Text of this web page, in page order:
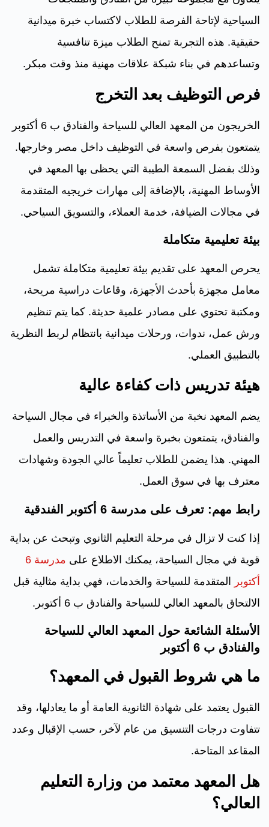
السياحية لإتاحة الفرصة للطلاب لاكتساب خبرة ميدانية
حقيقية. هذه التجربة تمنح الطلاب ميزة تنافسية
وتساعدهم في بناء شبكة علاقات مهنية منذ وقت مبكر.
فرص التوظيف بعد التخرج
الخريجون من المعهد العالي للسياحة والفنادق ب 6 أكتوبر
يتمتعون بفرص واسعة في التوظيف داخل مصر وخارجها.
وذلك بفضل السمعة الطيبة التي يحظى بها المعهد في
الأوساط المهنية، بالإضافة إلى مهارات خريجيه المتقدمة
في مجالات الضيافة، خدمة العملاء، والتسويق السياحي.
بيئة تعليمية متكاملة
يحرص المعهد على تقديم بيئة تعليمية متكاملة تشمل
معامل مجهزة بأحدث الأجهزة، وقاعات دراسية مريحة،
ومكتبة تحتوي على مصادر علمية حديثة. كما يتم تنظيم
ورش عمل، ندوات، ورحلات ميدانية بانتظام لربط النظرية
بالتطبيق العملي.
هيئة تدريس ذات كفاءة عالية
يضم المعهد نخبة من الأساتذة والخبراء في مجال السياحة
والفنادق، يتمتعون بخبرة واسعة في التدريس والعمل
المهني. هذا يضمن للطلاب تعليماً عالي الجودة وشهادات
معترف بها في سوق العمل.
رابط مهم: تعرف على مدرسة 6 أكتوبر الفندقية
إذا كنت لا تزال في مرحلة التعليم الثانوي وتبحث عن بداية
قوية في مجال السياحة، يمكنك الاطلاع على
مدرسة 6
أكتوبر المتقدمة للسياحة والخدمات، فهي بداية مثالية قبل
الالتحاق بالمعهد العالي للسياحة والفنادق ب 6 أكتوبر.
الأسئلة الشائعة حول المعهد العالي للسياحة
والفنادق ب 6 أكتوبر
ما هي شروط القبول في المعهد؟
القبول يعتمد على شهادة الثانوية العامة أو ما يعادلها، وقد
تتفاوت درجات التنسيق من عام لآخر، حسب الإقبال وعدد
المقاعد المتاحة.
هل المعهد معتمد من وزارة التعليم
العالي؟